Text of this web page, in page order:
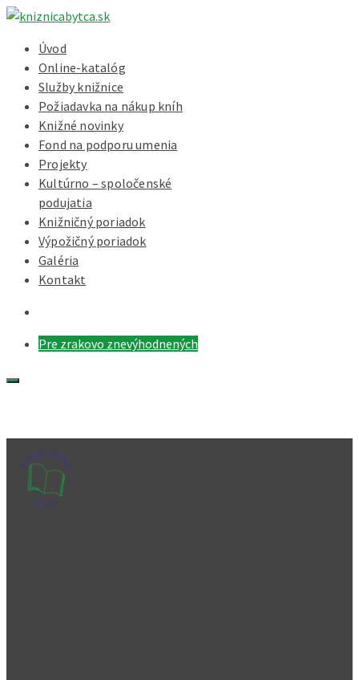
Úvod
Online-katalóg
Služby knižnice
Požiadavka na nákup kníh
Knižné novinky
Fond na podporu umenia
Projekty
Kultúrno – spoločenské
podujatia
Knižničný poriadok
Výpožičný poriadok
Galéria
Kontakt
Pre zrakovo znevýhodnených